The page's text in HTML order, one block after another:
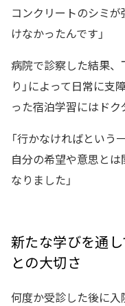
コンクリートのシミ
けなかったんです」
病院で診察した結果、
り」によって日常に支
った宿泊学習にはドク
「行かなければという
自分の希望や意思と
なりました」
新たな学びを通し
との大切さ
何度か受診した後に